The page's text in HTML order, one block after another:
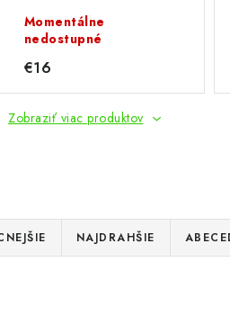
Momentálne
nedostupné
€16
Zobraziť viac produktov
NAJDRAHŠIE